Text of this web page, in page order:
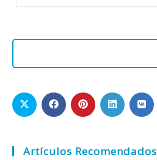
Artículos Recomendados